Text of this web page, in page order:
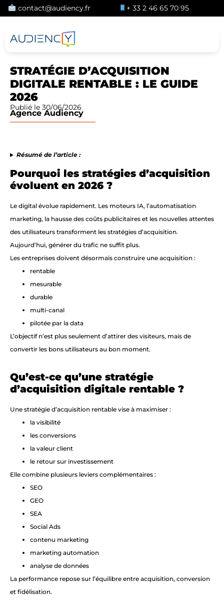
contact@audiency.fr + 33 2 46 65 70 95
STRATÉGIE D’ACQUISITION
DIGITALE RENTABLE : LE GUIDE
2026
Publié le 30/06/2026
Agence Audiency
Résumé de l’article :
Pourquoi les stratégies d’acquisition
évoluent en 2026 ?
Le digital évolue rapidement. Les moteurs IA, l’automatisation
marketing, la hausse des coûts publicitaires et les nouvelles attentes
des utilisateurs transforment les stratégies d’acquisition.
Aujourd’hui, générer du trafic ne suffit plus.
Les entreprises doivent désormais construire une acquisition :
rentable
mesurable
durable
multi-canal
pilotée par la data
L’objectif n’est plus seulement d’attirer des visiteurs, mais de
convertir les bons utilisateurs au bon moment.
Qu’est-ce qu’une stratégie
d’acquisition digitale rentable ?
Une stratégie d’acquisition rentable vise à maximiser :
la visibilité
les conversions
la valeur client
le retour sur investissement
Elle combine plusieurs leviers complémentaires :
SEO
GEO
SEA
Social Ads
contenu marketing
marketing automation
analyse de données
La performance repose sur l’équilibre entre acquisition, conversion
et fidélisation.